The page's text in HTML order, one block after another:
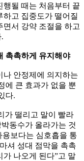
행될 때는 처음부터 끝
하고 집중도가 떨어질
서 강약 조절을 하고
촉촉하게 유지해야
나 안정제에 의지하는
에 큰 효과가 없을 뿐
다.
가 떨리고 말이 빨라
동수가 올라가는 것
용보다는 심호흡을 통
셔 성대 점막을 촉촉
나오게 된다”고 말